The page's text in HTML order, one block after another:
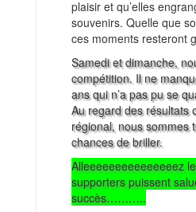
plaisir et qu’elles
souvenirs. Quelle que
ces moments resteront
Samedi et dimanche,
compétition. Il ne
ans qui n’a pas pu se
Au regard des résultats
régional, nous sommes
chances de briller.
Alleeeeeeeeeeeeeeez
supporters puissent
succès………..